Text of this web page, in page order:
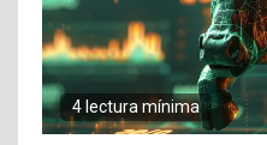
4 lectura mínima